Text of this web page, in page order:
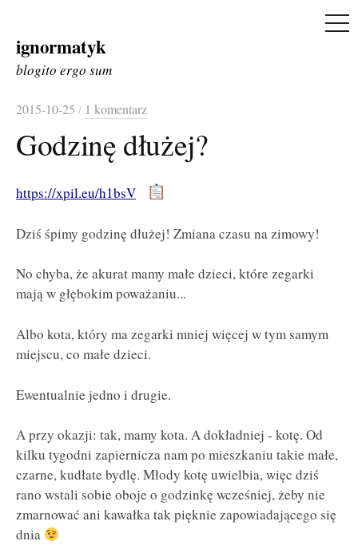
Skip
to
ignormatyk
blogito ergo sum
2015-10-25 / 1 komentarz
Godzinę dłużej?
https://xpil.eu/h1bsV
Dziś śpimy godzinę dłużej! Zmiana czasu na zimowy!
No chyba, że akurat mamy małe dzieci, które zegarki
mają w głębokim poważaniu...
Albo kota, który ma zegarki mniej więcej w tym samym
miejscu, co małe dzieci.
Ewentualnie jedno i drugie.
A przy okazji: tak, mamy kota. A dokładniej - kotę. Od
kilku tygodni zapiernicza nam po mieszkaniu takie małe,
czarne, kudłate bydlę. Młody kotę uwielbia, więc dziś
rano wstali sobie oboje o godzinkę wcześniej, żeby nie
zmarnować ani kawałka tak pięknie zapowiadającego się
dnia